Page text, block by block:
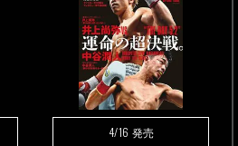
4/16 発売